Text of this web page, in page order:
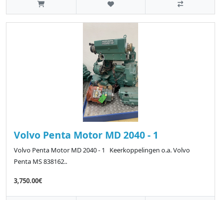
Volvo Penta Motor MD 2040 - 1
Volvo Penta Motor MD 2040 - 1 Keerkoppelingen o.a. Volvo
Penta MS 838162..
3,750.00€